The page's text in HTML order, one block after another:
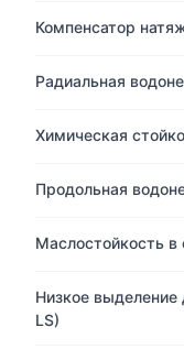
Компенсатор
Радиальная
Химическая
Продольная
Маслостойкость в
Низкое выделение
LS)